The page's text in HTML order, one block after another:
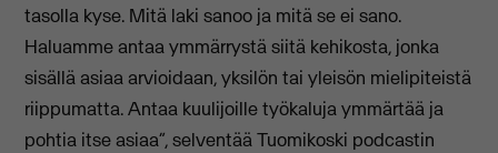
tasolla kyse. Mitä laki sanoo ja mitä se ei sano.
Haluamme antaa ymmärrystä siitä kehikosta, jonka
sisällä asiaa arvioidaan, yksilön tai yleisön mielipiteistä
riippumatta. Antaa kuulijoille työkaluja ymmärtää ja
pohtia itse asiaa”, selventää Tuomikoski podcastin